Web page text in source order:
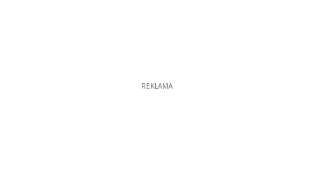
REKLAMA